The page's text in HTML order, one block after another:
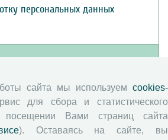
персональных данных
сайта мы используем cookies-
для сбора и статистического
Вами страниц сайта
). Оставаясь на сайте, вы